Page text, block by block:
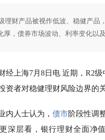
理财产品被视作低波、稳健产品
厚，债券市场波动、利率变化以
经上海7月8日电 近期，R2
资者对稳健理财风险边界的关
内人士认为，债市阶段性调
深层看，银行理财全面净